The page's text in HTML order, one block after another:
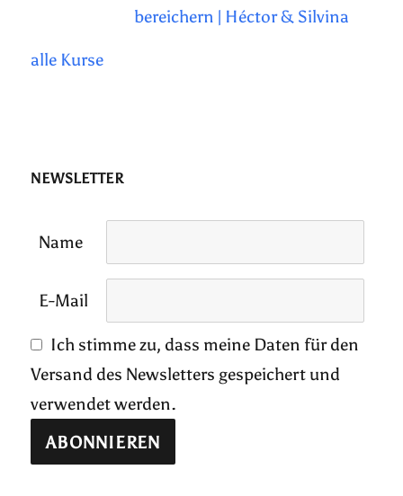
bereichern | Héctor & Silvina
alle Kurse
NEWSLETTER
Name
E-Mail
Ich stimme zu, dass meine Daten für den
Versand des Newsletters gespeichert und
verwendet werden.